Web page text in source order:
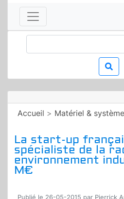
Accueil > Matériel &
La start-up
spécialiste de la
environnement
M€
Publié le 26-05-2015 par Pierrick